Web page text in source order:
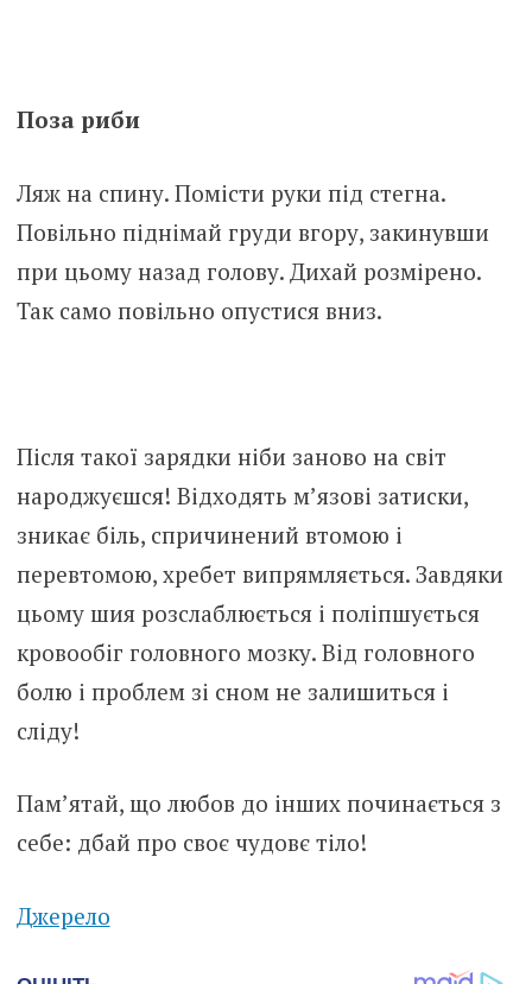
Поза риби
Ляж на спину. Помісти руки під стегна.
Повільно піднімай груди вгору, закинувши
при цьому назад голову. Дихай розмірено.
Так само повільно опустися вниз.
Після такої зарядки ніби заново на світ
народжуєшся! Відходять м’язові затиски,
зникає біль, спричинений втомою і
перевтомою, хребет випрямляється. Завдяки
цьому шия розслаблюється і поліпшується
кровообіг головного мозку. Від головного
болю і проблем зі сном не залишиться і
сліду!
Пам’ятай, що любов до інших починається з
себе: дбай про своє чудовє тіло!
Джерело